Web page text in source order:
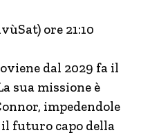
ore 21:10
dal 2029 fa il
sua missione è
impedendole
il futuro capo della